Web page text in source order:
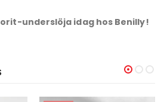
underslöja idag hos Benilly!